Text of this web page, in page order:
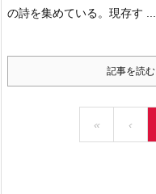
の詩を集めている。現存す ...
記事を読む
« ‹